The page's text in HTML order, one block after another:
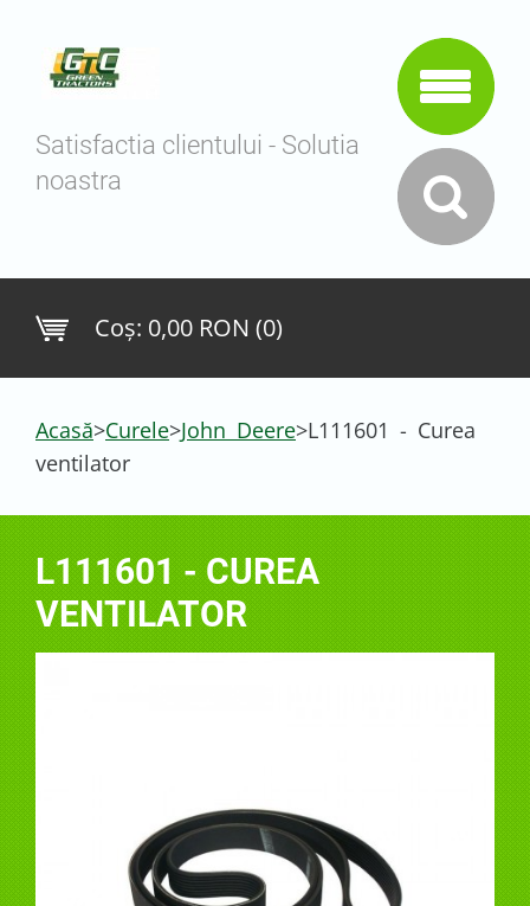
Satisfactia clientului - Solutia
noastra
Coş: 0,00 RON (0)
Acasă>Curele>John Deere>L111601 - Curea
ventilator
L111601 - CUREA
VENTILATOR